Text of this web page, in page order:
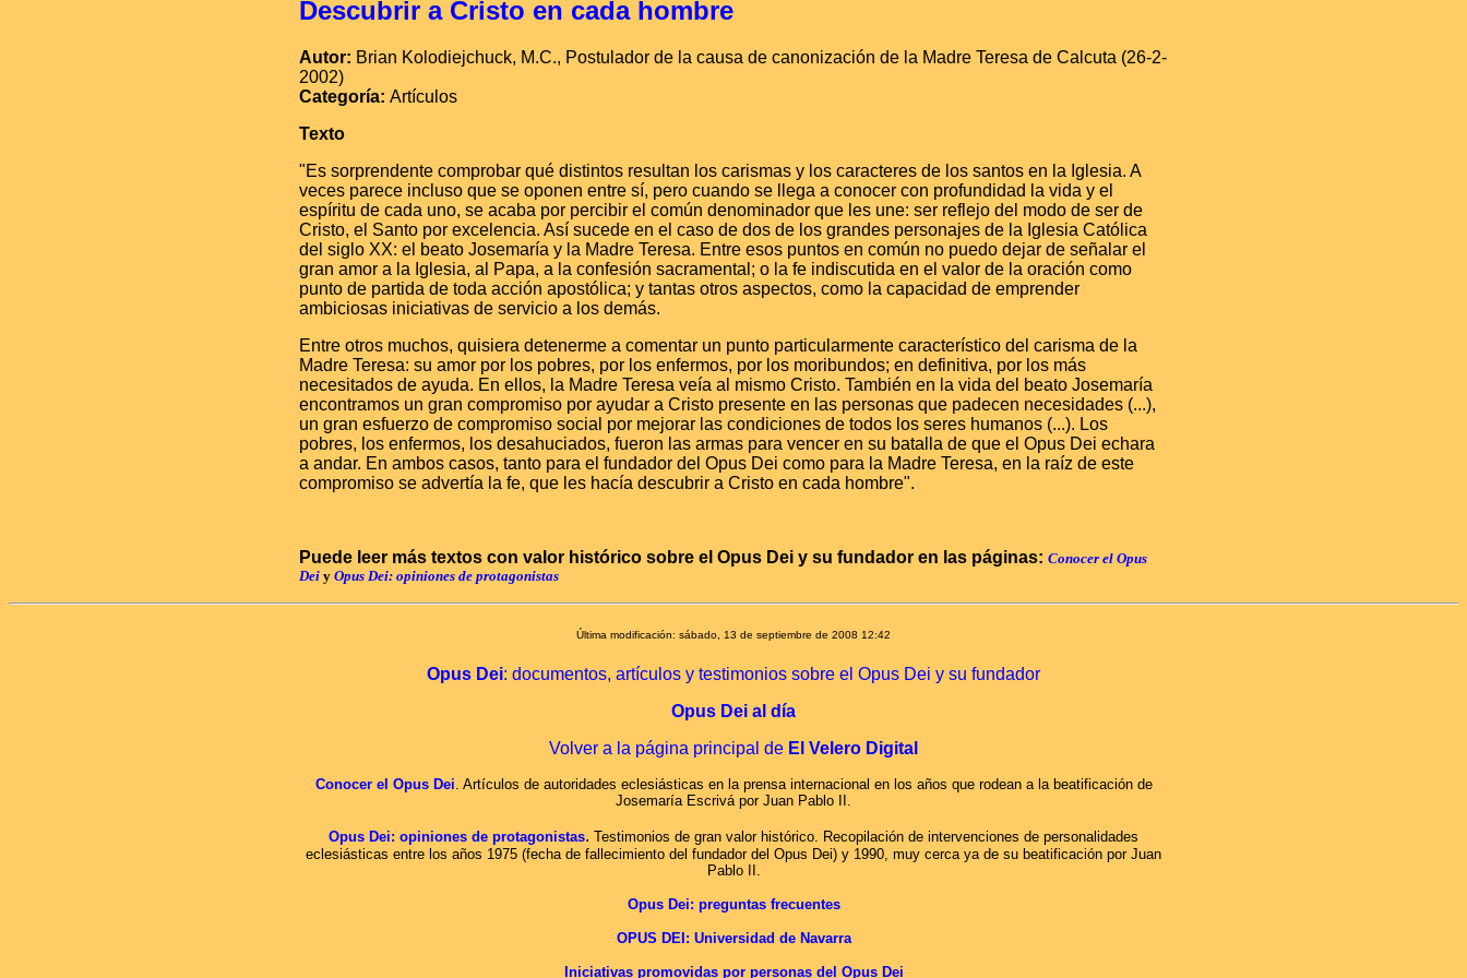
Descubrir a Cristo en cada hombre
Autor: Brian Kolodiejchuck, M.C., Postulador de la causa de canonización de la Madre Teresa de Calcuta (26-2-
2002)
Categoría: Artículos
Texto
"Es sorprendente comprobar qué distintos resultan los carismas y los caracteres de los santos en la Iglesia. A
veces parece incluso que se oponen entre sí, pero cuando se llega a conocer con profundidad la vida y el
espíritu de cada uno, se acaba por percibir el común denominador que les une: ser reflejo del modo de ser de
Cristo, el Santo por excelencia. Así sucede en el caso de dos de los grandes personajes de la Iglesia Católica
del siglo XX: el beato Josemaría y la Madre Teresa. Entre esos puntos en común no puedo dejar de señalar el
gran amor a la Iglesia, al Papa, a la confesión sacramental; o la fe indiscutida en el valor de la oración como
punto de partida de toda acción apostólica; y tantas otros aspectos, como la capacidad de emprender
ambiciosas iniciativas de servicio a los demás.
Entre otros muchos, quisiera detenerme a comentar un punto particularmente característico del carisma de la
Madre Teresa: su amor por los pobres, por los enfermos, por los moribundos; en definitiva, por los más
necesitados de ayuda. En ellos, la Madre Teresa veía al mismo Cristo. También en la vida del beato Josemaría
encontramos un gran compromiso por ayudar a Cristo presente en las personas que padecen necesidades (...),
un gran esfuerzo de compromiso social por mejorar las condiciones de todos los seres humanos (...). Los
pobres, los enfermos, los desahuciados, fueron las armas para vencer en su batalla de que el Opus Dei echara
a andar. En ambos casos, tanto para el fundador del Opus Dei como para la Madre Teresa, en la raíz de este
compromiso se advertía la fe, que les hacía descubrir a Cristo en cada hombre".
Puede leer más textos con valor histórico sobre el Opus Dei y su fundador en las páginas: Conocer el Opus
Deiy Opus Dei: opiniones de protagonistas
Última modificación: sábado, 13 de septiembre de 2008 12:42
Opus Dei: documentos, artículos y testimonios sobre el Opus Dei y su fundador
Opus Dei al día
Volver a la página principal de El Velero Digital
Conocer el Opus Dei. Artículos de autoridades eclesiásticas en la prensa internacional en los años que rodean a la beatificación de
Josemaría Escrivá por Juan Pablo II.
Opus Dei: opiniones de protagonistas. Testimonios de gran valor histórico. Recopilación de intervenciones de personalidades
eclesiásticas entre los años 1975 (fecha de fallecimiento del fundador del Opus Dei) y 1990, muy cerca ya de su beatificación por Juan
Pablo II.
Opus Dei: preguntas frecuentes
OPUS DEI: Universidad de Navarra
Iniciativas promovidas por personas del Opus Dei